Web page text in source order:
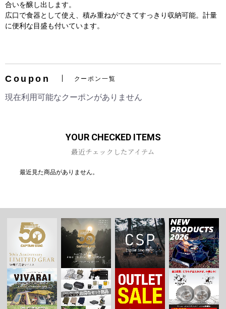
合いを醸し出します。
広口で食器として使え、積み重ねができてすっきり収納可能。計量
に便利な目盛も付いています。
Coupon クーポン一覧
現在利用可能なクーポンがありません
YOUR CHECKED ITEMS
最近チェックしたアイテム
最近見た商品がありません。